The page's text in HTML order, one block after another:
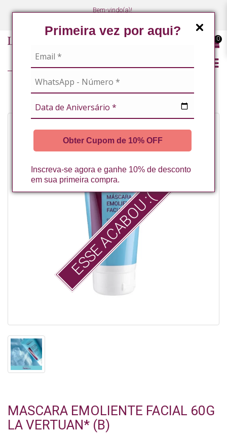
Primeira vez por aqui?
Obter Cupom de 10% OFF
Inscreva-se agora e ganhe 10% de desconto
em sua primeira compra.
Bem-vindo(a)!
0
ESSE ACABOU :(
MASCARA EMOLIENTE FACIAL 60G
LA VERTUAN* (B)